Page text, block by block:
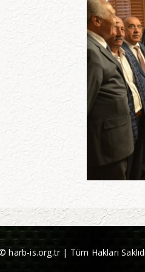
harb-is.org.tr | Tüm Hakları